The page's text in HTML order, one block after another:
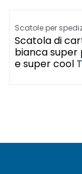
Scatole per
Scatola di
bianca
e super cool